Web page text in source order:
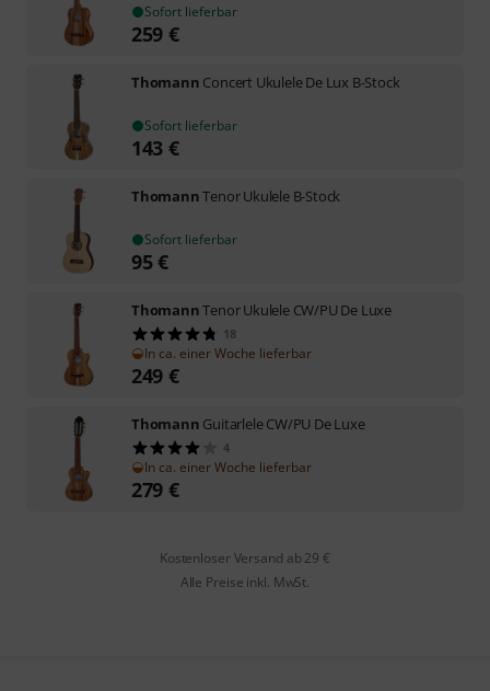
Sofort lieferbar
259 €
Thomann Concert Ukulele De Lux B-Stock
Sofort lieferbar
143 €
ThomannTenor Ukulele B-Stock
Sofort lieferbar
95€
ThomannTenor Ukulele CW/PU De Luxe
18
In ca. einer Woche lieferbar
249 €
Thomann Guitarlele CW/PU De Luxe
4
In ca. einer Woche lieferbar
279 €
Kostenloser Versand ab 29 €
Alle Preise inkl. MwSt.